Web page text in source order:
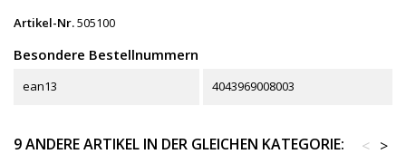
Artikel-Nr.505100
Besondere Bestellnummern
ean13 4043969008003
9 ANDERE ARTIKEL IN DER GLEICHEN KATEGORIE: >
<